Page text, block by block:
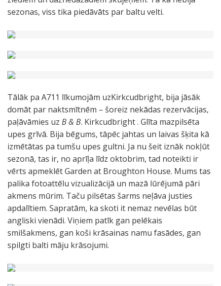
sezonas, viss tika piedāvāts par baltu velti.
Tālāk pa A711 līkumojām uzKirkcudbright, bija jāsāk
domāt par naktsmītnēm – šoreiz nekādas rezervācijas,
paļāvāmies uz B & B. Kirkcudbright . Glīta mazpilsēta
upes grīvā. Bija bēgums, tāpēc jahtas un laivas šķita kā
izmētātas pa tumšu upes gultni. Ja nu šeit iznāk nokļūt
sezonā, tas ir, no aprīļa līdz oktobrim, tad noteikti ir
vērts apmeklēt Garden at Broughton House. Mums tas
palika fotoattēlu vizualizācijā un mazā lūrējumā pāri
akmens mūrim. Taču pilsētas šarms neļāva justies
apdalītiem. Sapratām, ka skoti it nemaz nevēlas būt
angliski vienādi. Viņiem patīk gan pelēkais
smilšakmens, gan koši krāsainas namu fasādes, gan
spilgti balti māju krāsojumi.